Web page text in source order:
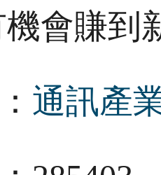
會賺到
通訊產